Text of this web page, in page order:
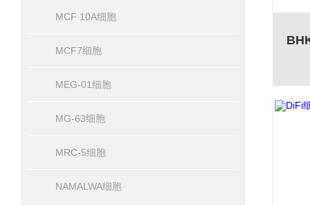
MCF 10A细胞
MCF7细胞
MEG-01细胞
MG-63细胞
MRC-5细胞
NAMALWA细胞